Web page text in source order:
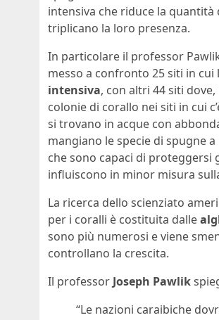
intensiva che riduce la
triplicano la loro presenza.
In particolare il professor
messo a confronto 25 siti in cui
intensiva, con altri 44 siti dove,
colonie di corallo nei siti in cui
si trovano in acque con
mangiano le specie di spugne
che sono capaci di proteggersi
influiscono in minor misura
La ricerca dello scienziato
per i coralli è costituita dalle
sono più numerosi e viene
controllano la crescita.
Il professor Joseph Pawlik
“Le nazioni caraibiche